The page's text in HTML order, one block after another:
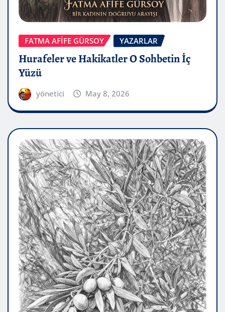
FATMA AFİFE GÜRSOY YAZARLAR
Hurafeler ve Hakikatler O Sohbetin İç
Yüzü
yönetici May 8, 2026